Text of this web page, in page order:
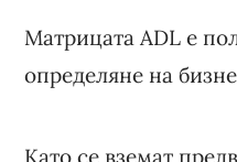
Матрицата ADL е
определяне на
Като се вземат